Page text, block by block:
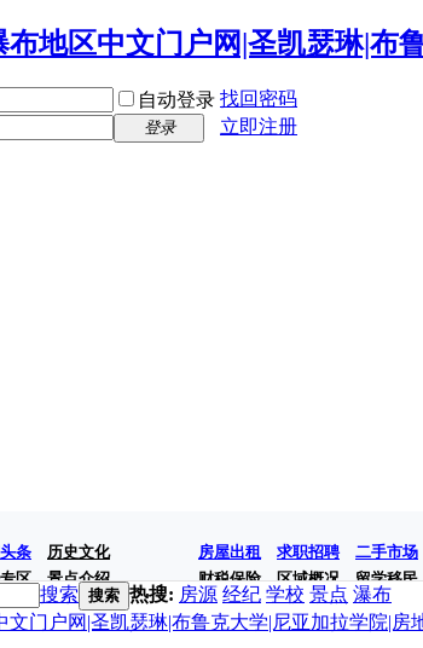
自动登录 找回密码
登录
立即注册
条
历史文化
区 景点介绍
房屋出租 求职招聘
二手市场
财税保险
区域概况 留学移民
搜索 搜索 热搜: 房源 经纪 学校 景点 瀑布
门户网|圣凯瑟琳|布鲁克大学|尼亚加拉学院|房